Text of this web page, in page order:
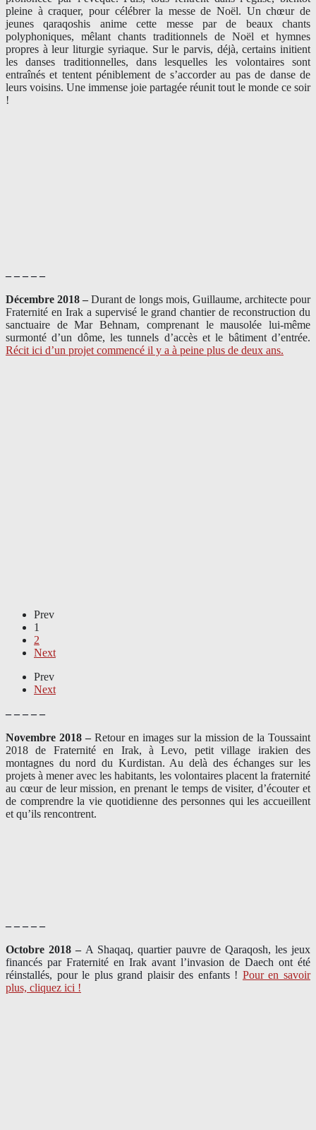
pleine à craquer, pour célébrer la messe de Noël. Un chœur de
jeunes qaraqoshis anime cette messe par de beaux chants
polyphoniques, mêlant chants traditionnels de Noël et hymnes
propres à leur liturgie syriaque. Sur le parvis, déjà, certains initient
les danses traditionnelles, dans lesquelles les volontaires sont
entraînés et tentent péniblement de s’accorder au pas de danse de
leurs voisins. Une immense joie partagée réunit tout le monde ce soir
!
– – – – –
Décembre 2018 –Durant de longs mois, Guillaume, architecte pour
Fraternité en Irak a supervisé le grand chantier de reconstruction du
sanctuaire de Mar Behnam, comprenant le mausolée lui-même
surmonté d’un dôme, les tunnels d’accès et le bâtiment d’entrée.
Récit ici d’un projet commencé il y a à peine plus de deux ans.
Prev
1
2
Next
Prev
Next
– – – – –
Novembre 2018 – Retour en images sur la mission de la Toussaint
2018 de Fraternité en Irak, à Levo, petit village irakien des
montagnes du nord du Kurdistan. Au delà des échanges sur les
projets à mener avec les habitants, les volontaires placent la fraternité
au cœur de leur mission, en prenant le temps de visiter, d’écouter et
de comprendre la vie quotidienne des personnes qui les accueillent
et qu’ils rencontrent.
– – – – –
Octobre 2018 – A Shaqaq, quartier pauvre de Qaraqosh, les jeux
financés par Fraternité en Irak​ avant l’invasion de Daech ont été
réinstallés, pour le plus grand plaisir des enfants ! Pour en savoir
plus, cliquez ici !